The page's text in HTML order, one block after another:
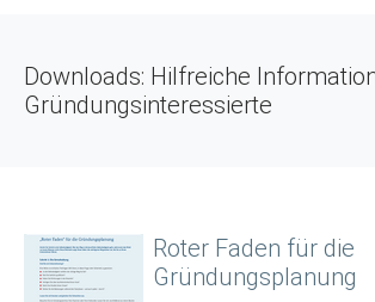
Downloads: Hilfreiche
Gründungsinteressierte
Roter Faden für die
Gründungsplanung